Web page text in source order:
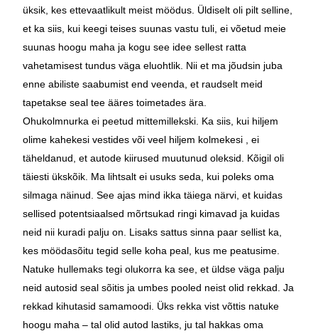
üksik, kes ettevaatlikult meist möödus. Üldiselt oli pilt selline,
et ka siis, kui keegi teises suunas vastu tuli, ei võetud meie
suunas hoogu maha ja kogu see idee sellest ratta
vahetamisest tundus väga eluohtlik. Nii et ma jõudsin juba
enne abiliste saabumist end veenda, et raudselt meid
tapetakse seal tee ääres toimetades ära.
Ohukolmnurka ei peetud mittemillekski. Ka siis, kui hiljem
olime kahekesi vestides või veel hiljem kolmekesi , ei
täheldanud, et autode kiirused muutunud oleksid. Kõigil oli
täiesti ükskõik. Ma lihtsalt ei usuks seda, kui poleks oma
silmaga näinud. See ajas mind ikka täiega närvi, et kuidas
sellised potentsiaalsed mõrtsukad ringi kimavad ja kuidas
neid nii kuradi palju on. Lisaks sattus sinna paar sellist ka,
kes möödasõitu tegid selle koha peal, kus me peatusime.
Natuke hullemaks tegi olukorra ka see, et üldse väga palju
neid autosid seal sõitis ja umbes pooled neist olid rekkad. Ja
rekkad kihutasid samamoodi. Üks rekka vist võttis natuke
hoogu maha – tal olid autod lastiks, ju tal hakkas oma